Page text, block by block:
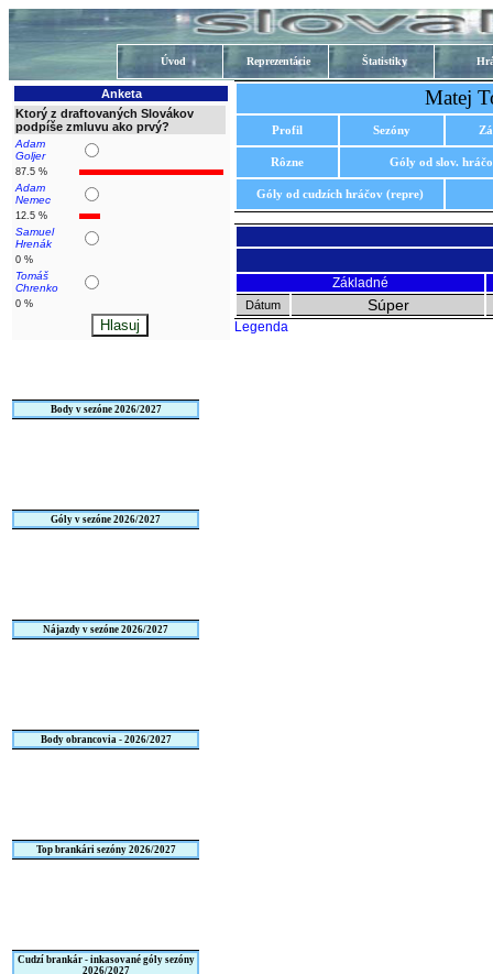
Úvod Reprezentácie Štatistiky
Anketa
Ktorý z draftovaných Slovákov
podpíše zmluvu ako prvý?
Adam
Goljer
87.5 %
Adam
Nemec
12.5 %
Samuel
Hrenák
0 %
Tomáš
Chrenko
0 %
Body v sezóne 2026/2027
Góly v sezóne 2026/2027
Nájazdy v sezóne 2026/2027
Body obrancovia - 2026/2027
Top brankári sezóny 2026/2027
Cudzí brankár - inkasované góly sezóny
2026/2027
Matej
Profil Sezóny
Rôzne Góly od slov.
Góly od cudzích hráčov (repre)
Základné
Dátum Súper
Legenda